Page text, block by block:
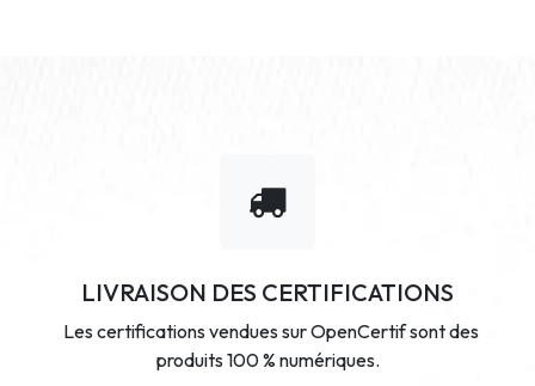
LIVRAISON DES CERTIFICATIONS
Les certifications vendues sur OpenCertif sont des
produits 100 % numériques.